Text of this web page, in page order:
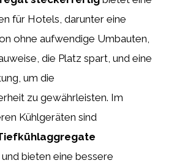
für Hotels, darunter eine
ohne aufwendige Umbauten,
die Platz spart, und eine
um die
zu gewährleisten. Im
Kühlgeräten sind
bieten eine bessere